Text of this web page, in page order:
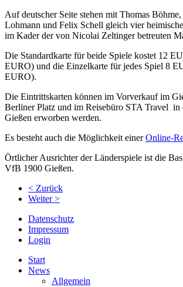
Auf deutscher Seite stehen mit Thomas
Lohmann und Felix Schell gleich vier
im Kader der von Nicolai Zeltinger betreuten
Die Standardkarte für beide Spiele kostet 12
EURO) und die Einzelkarte für jedes Spiel 8
EURO).
Die Eintrittskarten können im Vorverkauf im
Berliner Platz und im Reisebüro STA Travel in
Gießen erworben werden.
Es besteht auch die Möglichkeit einerOnline-
Örtlicher Ausrichter der Länderspiele ist die
VfB 1900 Gießen.
< Zurück
Weiter >
Datenschutz
Impressum
Login
Start
News
Allgemein